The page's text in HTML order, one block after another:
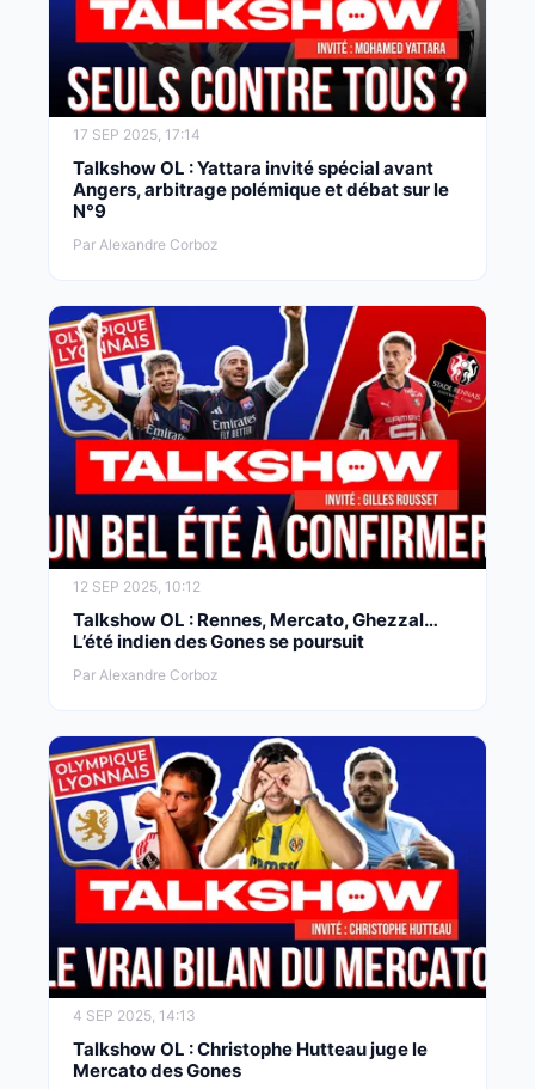
17 SEP 2025, 17:14
Talkshow OL : Yattara invité spécial avant
Angers, arbitrage polémique et débat sur le
N°9
Par Alexandre Corboz
12 SEP 2025, 10:12
Talkshow OL : Rennes, Mercato, Ghezzal…
L’été indien des Gones se poursuit
Par Alexandre Corboz
4 SEP 2025, 14:13
Talkshow OL : Christophe Hutteau juge le
Mercato des Gones